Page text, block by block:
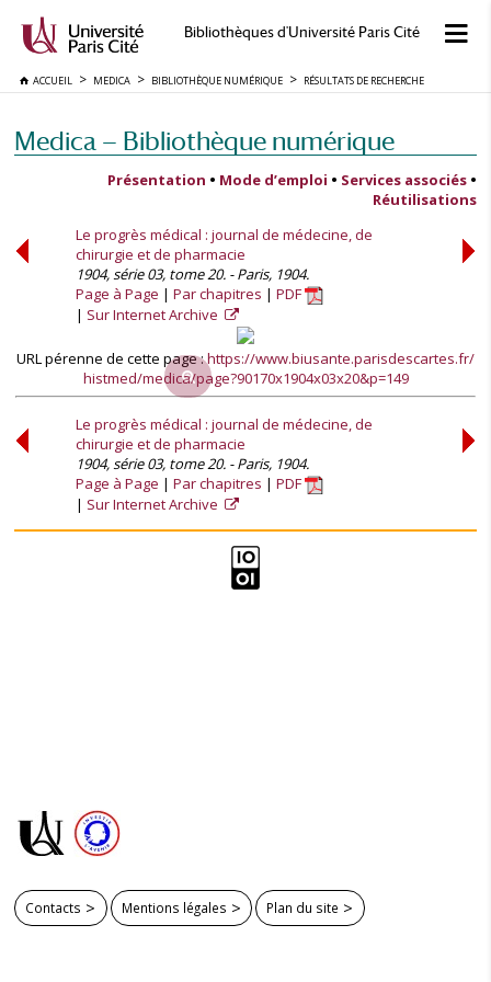
Bibliothèques d'Université Paris Cité
ACCUEIL MEDICA BIBLIOTHÈQUE NUMÉRIQUE RÉSULTATS DE RECHERCHE
Medica — Bibliothèque numérique
Présentation • Mode d’emploi • Services associés •
Réutilisations
Le progrès médical : journal de médecine, de
chirurgie et de pharmacie
1904, série 03, tome 20. - Paris, 1904.
Page à Page
Par chapitres
PDF
Sur Internet Archive
URL pérenne de cette page :https://www.biusante.parisdescartes.fr/
histmed/medica/page?90170x1904x03x20&p=149
Le progrès médical : journal de médecine, de
chirurgie et de pharmacie
1904, série 03, tome 20. - Paris, 1904.
Page à Page
Par chapitres
PDF
Sur Internet Archive
Contacts Mentions légales Plan du site